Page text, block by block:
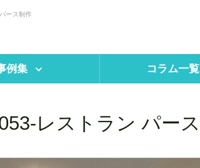
ース制作
例集 コラム一覧
レストラン パース